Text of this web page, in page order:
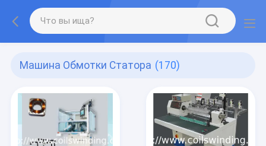
Машина Обмотки Статора (170)